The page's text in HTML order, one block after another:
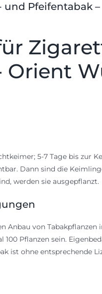
Pfeifentabak
Orient
5-7 Tage bis zur
Dann sind die
werden sie ausgepflanzt.
Anbau von
Pflanzen sein.
ist ohne entsprechende